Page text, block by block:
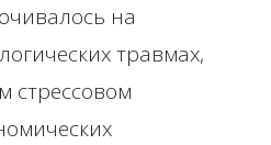
на
травмах,
стрессовом